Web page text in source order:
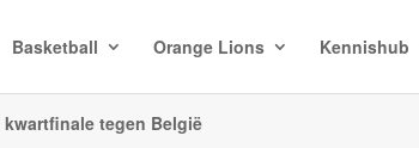
Basketball Orange Lions Kennishub
tegen België